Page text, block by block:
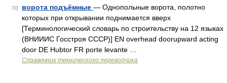
70 ворота подъёмные — Однопольные ворота, полотно
которых при открывании поднимается вверх
[Терминологический словарь по строительству на 12 языках
(ВНИИИС Госстроя СССР)] EN overhead doorupward acting
door DE Hubtor FR porte levante …
Справочник технического переводчика